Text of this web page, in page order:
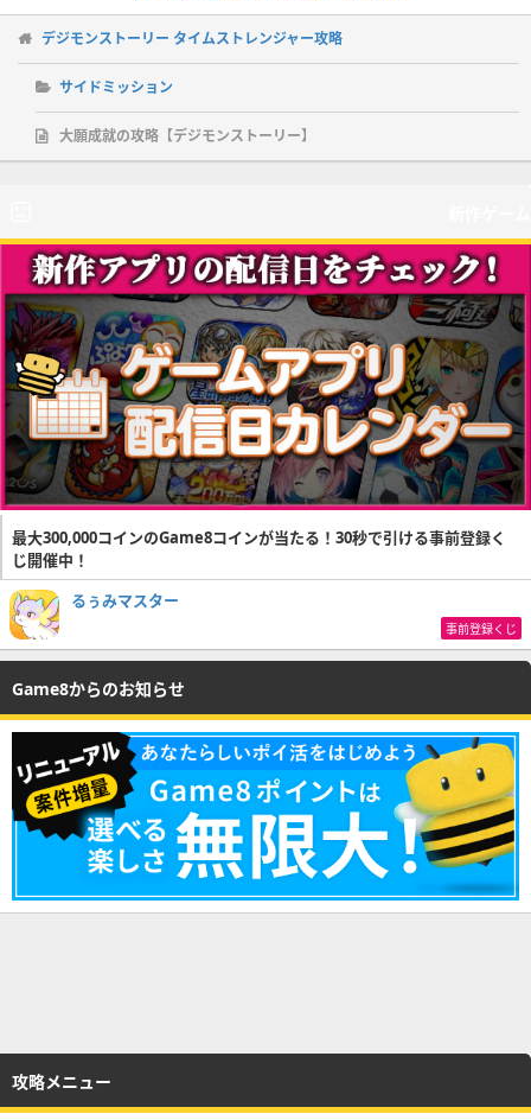
デジモンストーリー タイムストレンジャー攻略
サイドミッション
大願成就の攻略【デジモンストーリー】
最大300,000コインのGame8コインが当たる！30秒で引ける事前登録く
じ開催中！
るぅみマスター
事前登録くじ
Game8からのお知らせ
攻略メニュー